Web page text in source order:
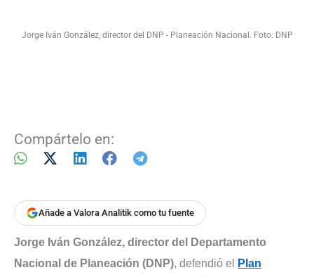
Jorge Iván González, director del DNP - Planeación Nacional. Foto: DNP
Compártelo en:
Añade a Valora Analitik como tu fuente
Jorge Iván González, director del Departamento
Nacional de Planeación (DNP), defendió el
Plan